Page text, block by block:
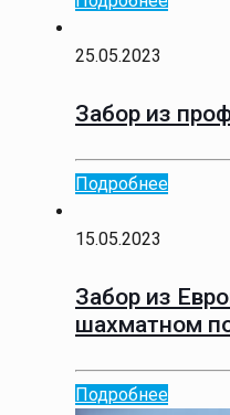
25.05.2023
Забор из
Подробнее
15.05.2023
Забор из
шахматном
Подробнее